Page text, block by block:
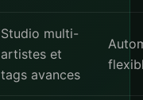
Studio multi-
artistes et
tags avances